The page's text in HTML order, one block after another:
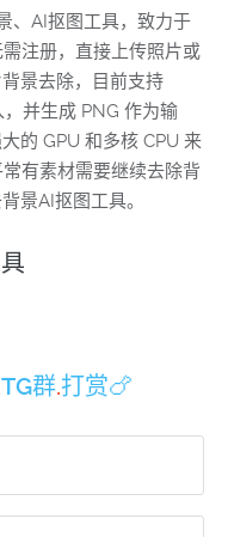
、AI抠图工具，致力于
注册，直接上传照片或
景去除，目前支持
并生成 PNG 作为输
的 GPU 和多核 CPU 来
有素材需要继续去除背
景AI抠图工具。
群.打赏🍗